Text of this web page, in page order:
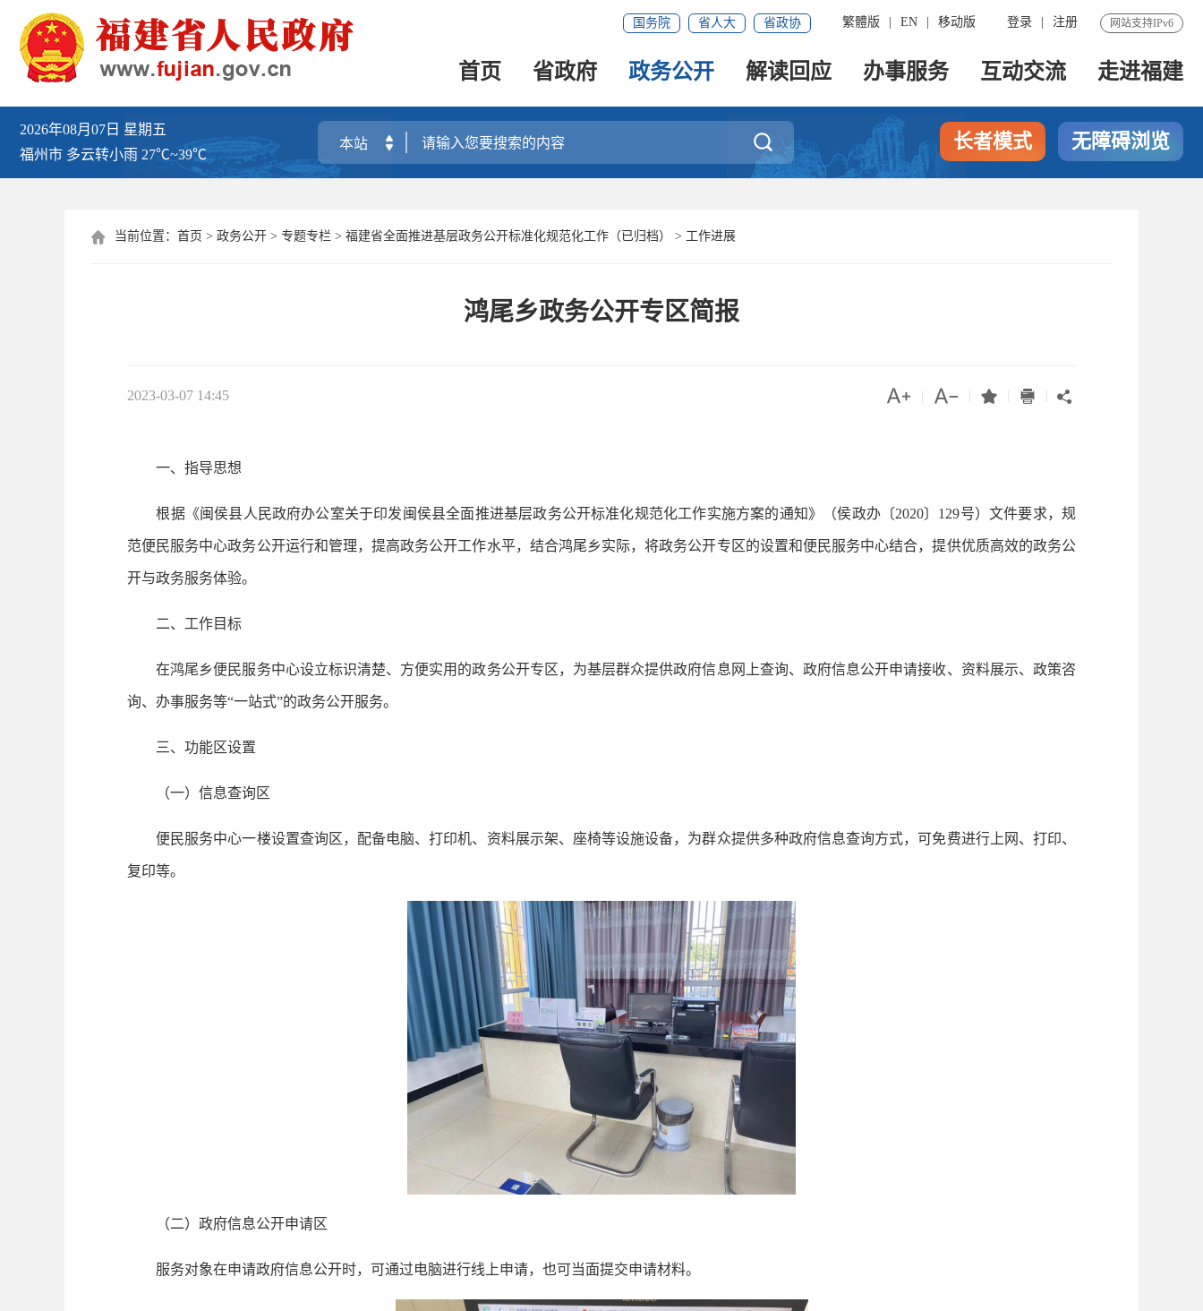
网站支持IPv6
登录 注册
繁體版 EN 移动版
国务院 省人大 省政协
首页 省政府 政务公开 解读回应 办事服务 互动交流 走进福建
2026年08月07日 星期五
福州市 多云转小雨 27℃~39℃
 长者模式 无障碍浏览
 当前位置： 首页 > 政务公开 > 专题专栏 > 福建省全面推进基层政务公开标准化规范化工作（已归档） > 工作进展
鸿尾乡政务公开专区简报
2023-03-07 14:45     
一、指导思想
根据《闽侯县人民政府办公室关于印发闽侯县全面推进基层政务公开标准化规范化工作实施方案的通知》（侯政办〔2020〕129号）文件要求，规
范便民服务中心政务公开运行和管理，提高政务公开工作水平，结合鸿尾乡实际，将政务公开专区的设置和便民服务中心结合，提供优质高效的政务公
开与政务服务体验。
二、工作目标
在鸿尾乡便民服务中心设立标识清楚、方便实用的政务公开专区，为基层群众提供政府信息网上查询、政府信息公开申请接收、资料展示、政策咨
询、办事服务等“一站式”的政务公开服务。
三、功能区设置
（一）信息查询区
便民服务中心一楼设置查询区，配备电脑、打印机、资料展示架、座椅等设施设备，为群众提供多种政府信息查询方式，可免费进行上网、打印、
复印等。
（二）政府信息公开申请区
服务对象在申请政府信息公开时，可通过电脑进行线上申请，也可当面提交申请材料。